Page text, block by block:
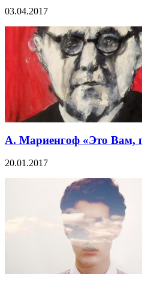
03.04.2017
А. Мариенгоф «Это Вам,
20.01.2017